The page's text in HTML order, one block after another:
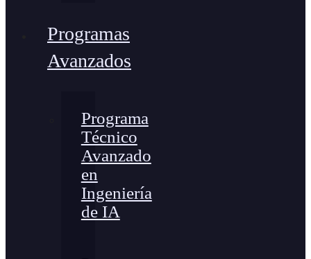
Programas
Avanzados
Programa
Técnico
Avanzado
en
Ingeniería
de IA